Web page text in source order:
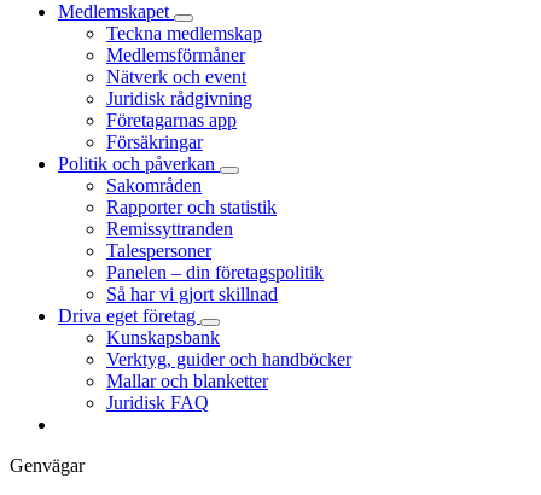
Medlemskapet
Teckna medlemskap
Medlemsförmåner
Nätverk och event
Juridisk rådgivning
Företagarnas app
Försäkringar
Politik och påverkan
Sakområden
Rapporter och statistik
Remissyttranden
Talespersoner
Panelen – din företagspolitik
Så har vi gjort skillnad
Driva eget företag
Kunskapsbank
Verktyg, guider och handböcker
Mallar och blanketter
Juridisk FAQ
Genvägar